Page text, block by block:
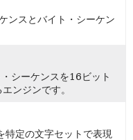
ンスとバイト・シーケン
シーケンスを16ビット
ンジンです。
定の文字セットで表現